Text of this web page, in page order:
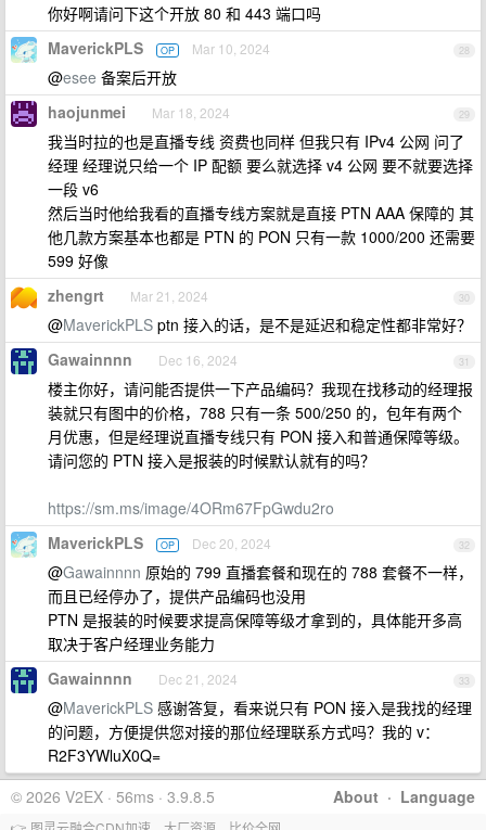
你好啊请问下这个开放 80 和 443 端口吗
28
MaverickPLS OP Mar 10, 2024
@esee 备案后开放
29
haojunmei Mar 18, 2024
我当时拉的也是直播专线 资费也同样 但我只有 IPv4 公网 问了
经理 经理说只给一个 IP 配额 要么就选择 v4 公网 要不就要选择
一段 v6
然后当时他给我看的直播专线方案就是直接 PTN AAA 保障的 其
他几款方案基本也都是 PTN 的 PON 只有一款 1000/200 还需要
599 好像
30
zhengrt Mar 21, 2024
@MaverickPLS ptn 接入的话，是不是延迟和稳定性都非常好？
31
Gawainnnn Dec 16, 2024
楼主你好，请问能否提供一下产品编码？我现在找移动的经理报
装就只有图中的价格，788 只有一条 500/250 的，包年有两个
月优惠，但是经理说直播专线只有 PON 接入和普通保障等级。
请问您的 PTN 接入是报装的时候默认就有的吗？
https://sm.ms/image/4ORm67FpGwdu2ro
32
MaverickPLS OP Dec 20, 2024
@Gawainnnn 原始的 799 直播套餐和现在的 788 套餐不一样，
而且已经停办了，提供产品编码也没用
PTN 是报装的时候要求提高保障等级才拿到的，具体能开多高
取决于客户经理业务能力
33
Gawainnnn Dec 21, 2024
@MaverickPLS 感谢答复，看来说只有 PON 接入是我找的经理
的问题，方便提供您对接的那位经理联系方式吗？我的 v：
R2F3YWluX0Q=
About · Language
© 2026 V2EX · 56ms · 3.9.8.5